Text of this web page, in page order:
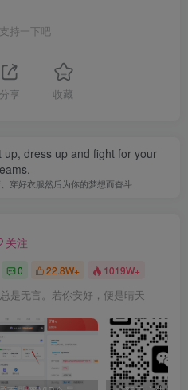
持一下吧
分享 收藏
dress up and fight for your
穿好衣服然后为你的梦想而奋斗
关注
0 22.8W+ 1019W+
是无言。若你安好，便是晴天